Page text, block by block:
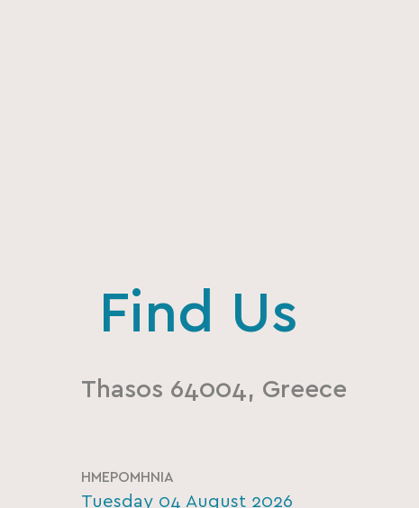
Find Us
Thasos 64004, Greece
ΗΜΕΡΟΜΗΝΊΑ
Tuesday 04 August 2026